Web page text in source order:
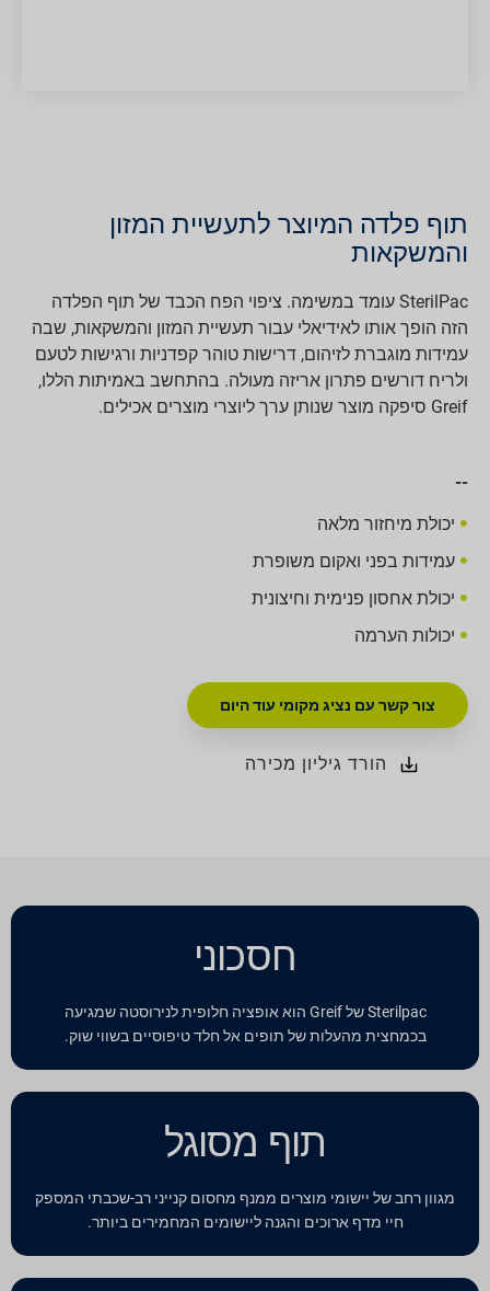
תוף פלדה המיוצר לתעשיית המזון
והמשקאות
SterilPac עומד במשימה. ציפוי הפח הכבד של תוף הפלדה
הזה הופך אותו לאידיאלי עבור תעשיית המזון והמשקאות, שבה
עמידות מוגברת לזיהום, דרישות טוהר קפדניות ורגישות לטעם
ולריח דורשים פתרון אריזה מעולה. בהתחשב באמיתות הללו,
Greif סיפקה מוצר שנותן ערך ליוצרי מוצרים אכילים.
--
יכולת מיחזור מלאה
עמידות בפני ואקום משופרת
יכולת אחסון פנימית וחיצונית
יכולות הערמה
צור קשר עם נציג מקומי עוד היום
הורד גיליון מכירה
חסכוני
Sterilpac של Greif הוא אופציה חלופית לנירוסטה שמגיעה
בכמחצית מהעלות של תופים אל חלד טיפוסיים בשווי שוק.
תוף מסוגל
מגוון רחב של יישומי מוצרים ממנף מחסום קנייני רב-שכבתי המספק
חיי מדף ארוכים והגנה ליישומים המחמירים ביותר.